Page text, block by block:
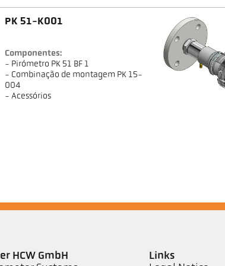
PK 51-K001
Componentes:
- Pirómetro PK 51 BF 1
- Combinação de montagem PK 15-
004
- Acessórios
HCW GmbH
Links